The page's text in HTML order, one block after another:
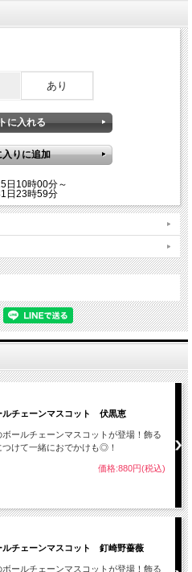
あり
日10時00分～
日23時59分
チェーンマスコット 伏黒恵
ボールチェーンマスコットが登場！飾る
けて一緒におでかけも◎！
価格:880円(税込)
チェーンマスコット 釘崎野薔薇
ボールチェーンマスコットが登場！飾る